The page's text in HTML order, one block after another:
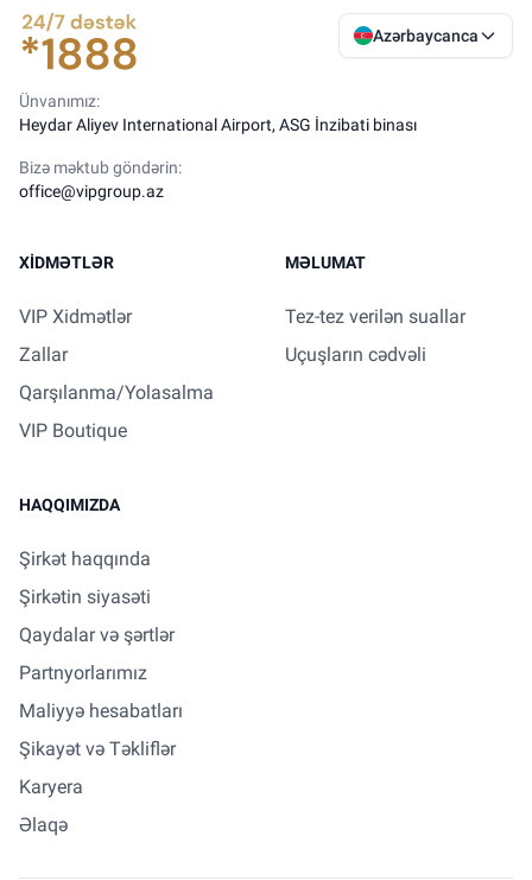
Azərbaycanca
Ünvanımız:
Heydar Aliyev International Airport, ASG İnzibati binası
Bizə məktub göndərin:
office@vipgroup.az
XIDMƏTLƏR
VIP Xidmətlər
Zallar
Qarşılanma/Yolasalma
VIP Boutique
MƏLUMAT
Tez-tez verilən suallar
Uçuşların cədvəli
HAQQIMIZDA
Şirkət haqqında
Şirkətin siyasəti
Qaydalar və şərtlər
Partnyorlarımız
Maliyyə hesabatları
Şikayət və Təkliflər
Karyera
Əlaqə